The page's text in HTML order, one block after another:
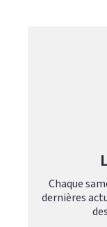
Chaque
dernières